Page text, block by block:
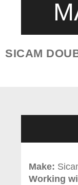
SICAM
Make:
Working